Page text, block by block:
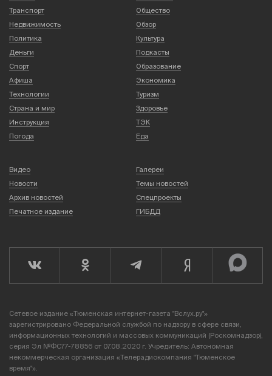
Транспорт
Общество
Недвижимость
Обзор
Политика
Культура
Деньги
Подкасты
Спорт
Образование
Афиша
Экономика
Технологии
Туризм
Страна и мир
Здоровье
Инструкция
ТЭК
Погода
Еда
Видео
Галереи
Новости
Темы новостей
Архив новостей
Спецпроекты
Печатное издание
ГИБДД
Сетевое издание «Тюменская интернет-газета "Вслух.ру"»
зарегистрировано Федеральной службой по надзору в сфере связи,
информационных технологий и массовых коммуникаций (Роскомнадзор),
серия Эл №ФС77-78856 от 07.08.2020 г. Учредитель: Автономная
некоммерческая организация «Телерадиокомпания "Тюменское
время"».